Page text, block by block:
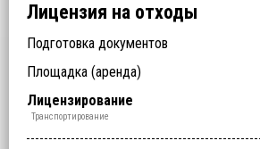
Лицензия на отходы
Подготовка документов
Заключение ФБУЗ (ЦГиЭ)
Заключение РОСПОТРЕБНАДЗОРа (СЭЗ)
Технические специалисты (обучение)
Отходы > 200
Спецтехника (аренда)
Оборудование (аренда)
Площадка (аренда)
Срочное получение
1-4 классы отходов
Лицензирование
Обработка
Утилизация
Обезвреживание
Размещение
Сбор
Транспортирование